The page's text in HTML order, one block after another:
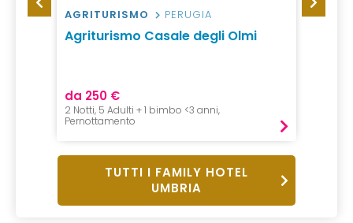
AGRITURISMO PERUGIA
Agriturismo Casale degli Olmi
da 250 €
2 Notti, 5 Adulti + 1 bimbo <3 anni,
Pernottamento
TUTTI I FAMILY HOTEL
UMBRIA